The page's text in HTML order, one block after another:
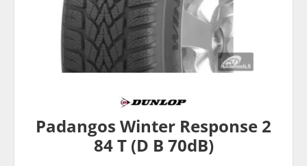
Padangos Winter Response 2
84 T (D B 70dB)